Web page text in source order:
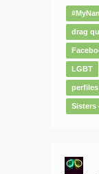
drag
LGBT
perfiles
Sisters